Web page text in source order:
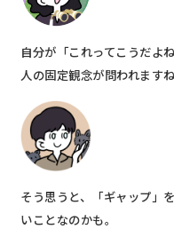
自分が「これってこうだよ
人の固定観念が問われますね
そう思うと、「ギャップ」
いことなのかも。